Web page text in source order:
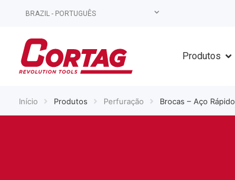
BRAZIL - PORTUGUÊS
Produtos
Início Produtos Perfuração Brocas – Aço Rápido